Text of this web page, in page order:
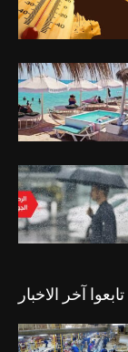
تابعوا آخر الاخبار